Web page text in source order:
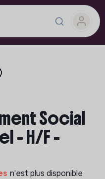
Social
- H/F -
n'est plus disponible